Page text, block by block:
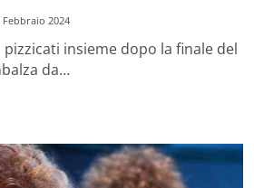
Febbraio 2024
insieme dopo la finale del
da…